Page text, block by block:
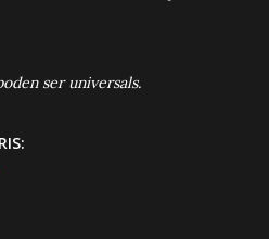
ser universals.